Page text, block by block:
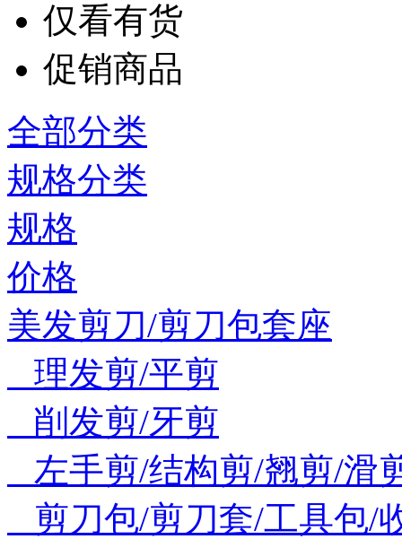
仅看有货
促销商品
全部分类
规格分类
规格
价格
美发剪刀/剪刀包套座
理发剪/平剪
削发剪/牙剪
左手剪/结构剪/翘剪/滑
剪刀包/剪刀套/工具包/